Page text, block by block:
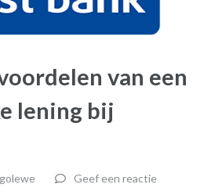
van een
lening bij
golewe Geef een reactie